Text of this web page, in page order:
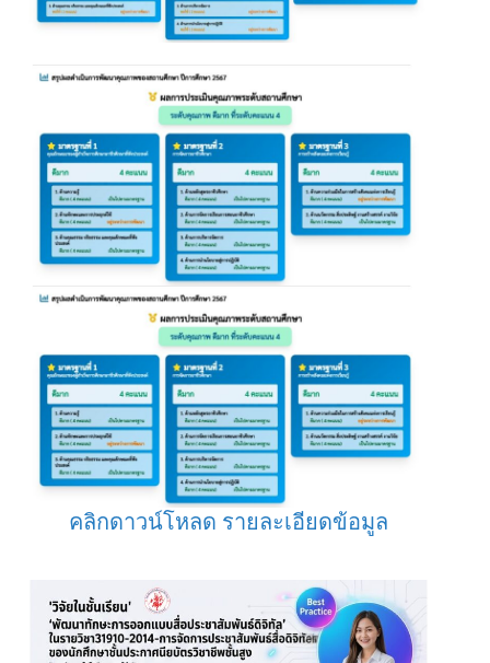
คลิกดาวน์โหลด รายละเอียดข้อมูล